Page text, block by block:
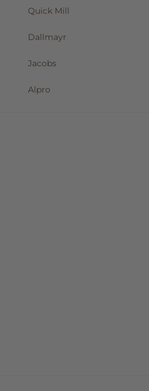
Quick Mill
Dallmayr
Jacobs
Alpro